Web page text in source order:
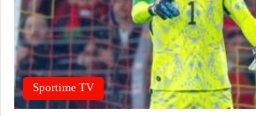
Sportime TV